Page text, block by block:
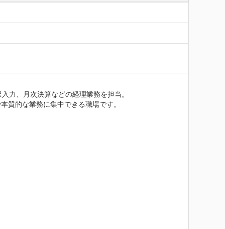
力、月次決算などの経理業務を担当。
質的な業務に集中できる職場です。